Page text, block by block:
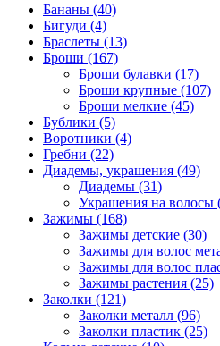
Бананы (40)
Бигуди (4)
Браслеты (13)
Броши (167)
Броши булавки (17)
Броши крупные (107)
Броши мелкие (45)
Бублики (5)
Воротники (4)
Гребни (22)
Диадемы, украшения (49)
Диадемы (31)
Украшения на волосы
Зажимы (168)
Зажимы детские (30)
Зажимы для волос
Зажимы для волос
Зажимы растения (25)
Заколки (121)
Заколки металл (96)
Заколки пластик (25)